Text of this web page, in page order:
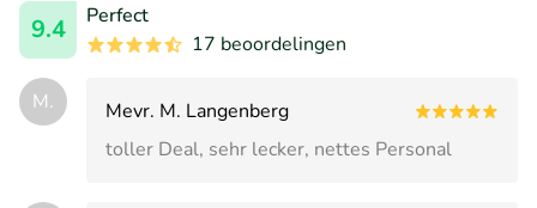
9.4
Perfect
17 beoordelingen
M.
Mevr. M. Langenberg
toller Deal, sehr lecker, nettes Personal